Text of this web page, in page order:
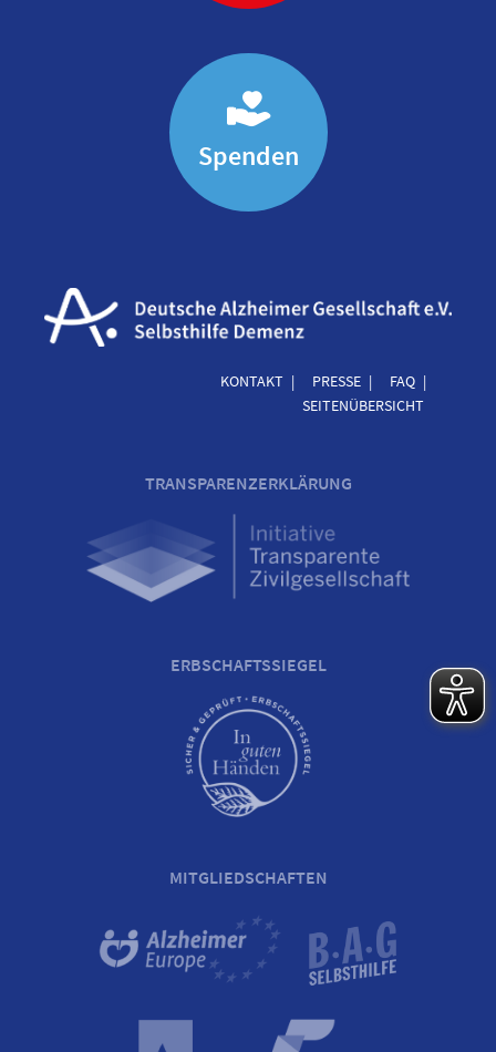
Spenden
KONTAKT PRESSE
FAQ
SEITENÜBERSICHT
TRANSPARENZERKLÄRUNG
ERBSCHAFTSSIEGEL
MITGLIEDSCHAFTEN